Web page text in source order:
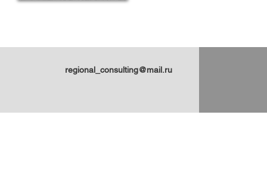
regional_consulting@mail.ru